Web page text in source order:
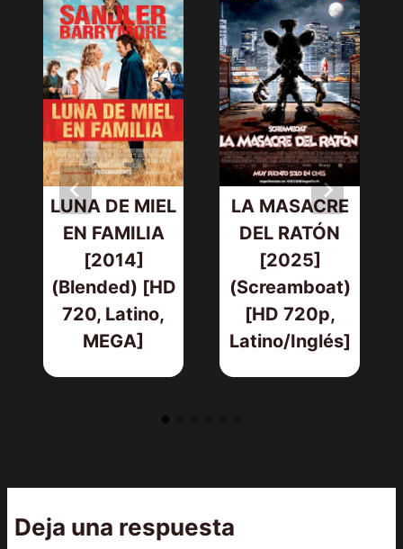
LUNA DE MIEL
EN FAMILIA
[2014]
(Blended) [HD
720, Latino,
MEGA]
LA MASACRE
DEL RATÓN
[2025]
(Screamboat)
[HD 720p,
Latino/Inglés]
Deja una respuesta